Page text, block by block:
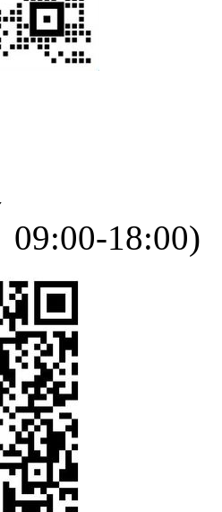
09:00-18:00)